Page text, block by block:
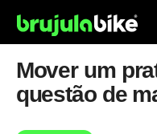
Mover um
questão de